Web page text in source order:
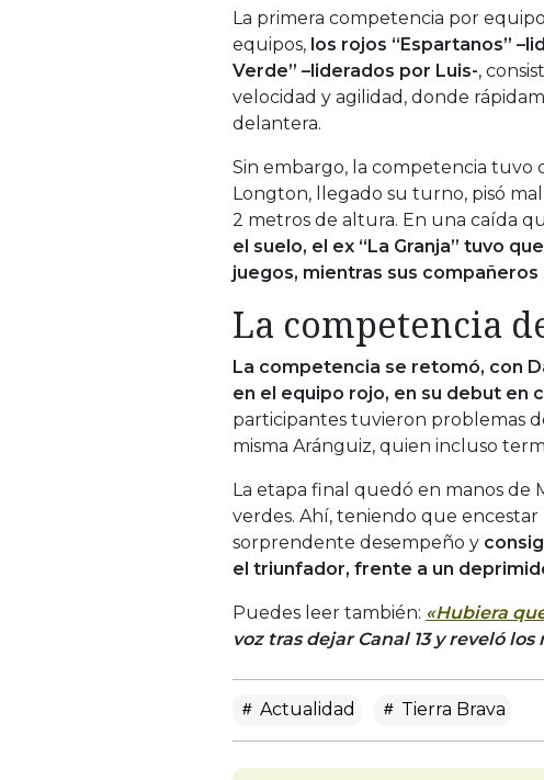
La primera competencia por
equipos, los rojos “Espartanos”
Verde” –liderados por Luis-,
velocidad y agilidad, donde
delantera.
Sin embargo, la competencia
Longton, llegado su turno, pisó
2 metros de altura. En una caída
el suelo, el ex “La Granja” tuvo
juegos, mientras sus
La competencia
La competencia se retomó, con
en el equipo rojo, en su debut en
participantes tuvieron problemas
misma Aránguiz, quien incluso
La etapa final quedó en manos de
verdes. Ahí, teniendo que
sorprendente desempeño y
el triunfador, frente a un
Puedes leer también: «Hubiera
voz tras dejar Canal 13 y reveló
Actualidad Tierra Brava